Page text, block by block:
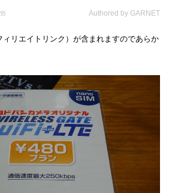
Authored by GARNET
リエイトリンク）が含まれますのであらか